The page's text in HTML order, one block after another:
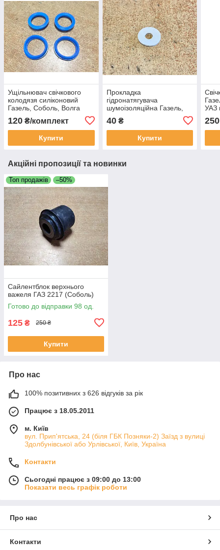
Ущільнювач свічкового
колодязя силіконовий
Газель, Соболь, Волга
405, 406, УАЗ 409 (ЄВРО
3)
120 ₴/комплект
Купити
Прокладка
гідронатягувача
шумоізоляційна Газель,
Соболь, Волга, УАЗ (ЗМЗ
405, 406, 409)
40₴
Купити
УАЗ
250
Акційні пропозиції та новинки
Топ продажів –50%
Сайлентблок верхнього
важеля ГАЗ 2217 (Соболь)
Готово до відправки 98 од.
125 ₴ 250 ₴
Купити
Про нас
100% позитивних з 626 відгуків за рік
Працює з 18.05.2011
м. Київ
вул. Прип'ятська, 24 (біля ГБК Позняки-2) Заїзд з вулиці
Здолбунівської або Урлівської, Київ, Україна
Контакти
Сьогодні працює з 09:00 до 13:00
Показати весь графік роботи
Про нас
Контакти